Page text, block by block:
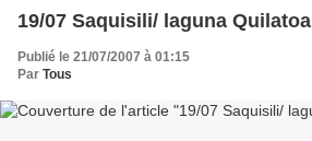
19/07 Saquisili/ laguna Quilatoa
Publié le 21/07/2007 à 01:15
Par Tous